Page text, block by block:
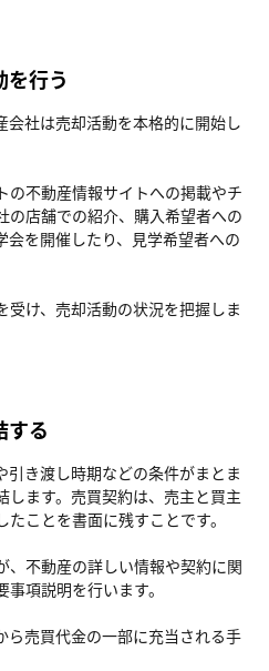
を行う
会社は売却活動を本格的に開始し
の不動産情報サイトへの掲載やチ
の店舗での紹介、購入希望者への
を開催したり、見学希望者への
受け、売却活動の状況を把握しま
する
引き渡し時期などの条件がまとま
します。売買契約は、売主と買主
ことを書面に残すことです。
、不動産の詳しい情報や契約に関
項説明を行います。
ら売買代金の一部に充当される手